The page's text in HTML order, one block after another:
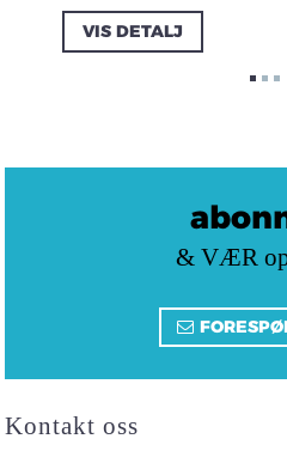
VIS DETALJ
& VÆR
Kontakt oss